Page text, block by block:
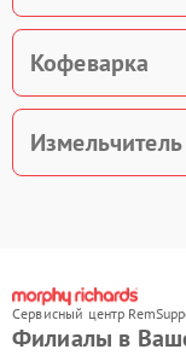
Кофеварка
Измельчитель
Сервисный центр
Филиалы в